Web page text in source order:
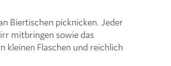
Biertischen picknicken. Jeder
mitbringen sowie das
kleinen Flaschen und reichlich